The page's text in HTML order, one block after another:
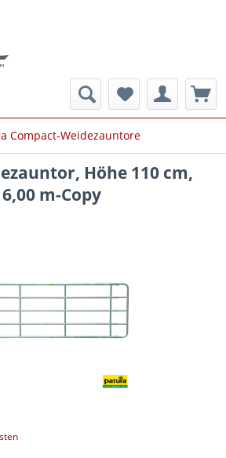
Compact-Weidezauntore
Höhe 110 cm,
m-Copy